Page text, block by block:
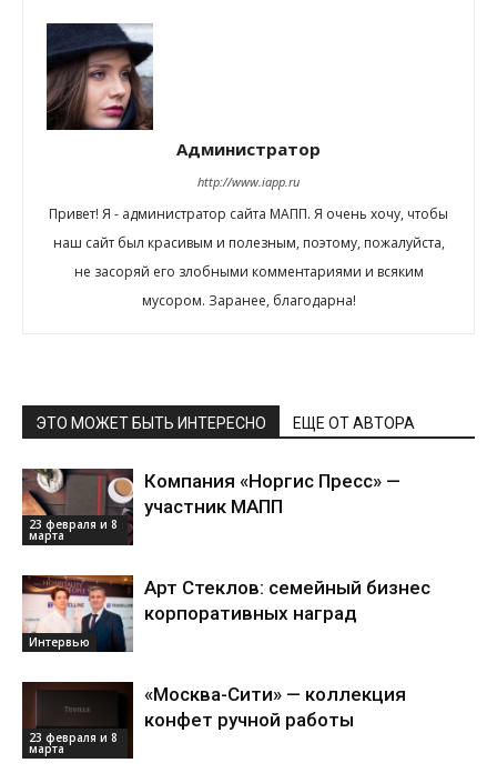
Администратор
http://www.iapp.ru
Привет! Я - администратор сайта МАПП. Я очень хочу, чтобы
наш сайт был красивым и полезным, поэтому, пожалуйста,
не засоряй его злобными комментариями и всяким
мусором. Заранее, благодарна!
ЭТО МОЖЕТ БЫТЬ ИНТЕРЕСНО ЕЩЕ ОТ АВТОРА
23 февраля и 8
марта
Компания «Норгис Пресс» —
участник МАПП
Интервью
Арт Стеклов: семейный бизнес
корпоративных наград
23 февраля и 8
марта
«Москва-Сити» — коллекция
конфет ручной работы